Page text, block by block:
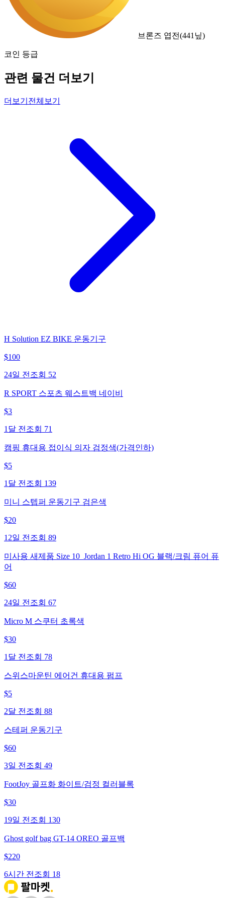
브론즈 엽전(441 닢)
코인 등급
관련 물건 더보기
더보기 전체보기
H Solution EZ BIKE 운동기구
$100
24일 전 조회 52
R SPORT 스포츠 웨스트백 네이비
$3
1달 전 조회 71
캠핑 휴대용 접이식 의자 검정색(가격인하)
$5
1달 전 조회 139
미니 스텝퍼 운동기구 검은색
$20
12일 전 조회 89
미사용 새제품 Size 10_Jordan 1 Retro Hi OG 블랙/크림 퓨어 퓨
어
$60
24일 전 조회 67
Micro M 스쿠터 초록색
$30
1달 전 조회 78
스위스마운틴 에어건 휴대용 펌프
$5
2달 전 조회 88
스테퍼 운동기구
$60
3일 전 조회 49
FootJoy 골프화 화이트/검정 컬러블록
$30
19일 전 조회 130
Ghost golf bag GT-14 OREO 골프백
$220
6시간 전 조회 18